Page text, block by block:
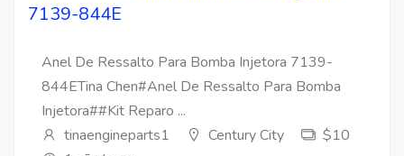
7139-844E
Anel De Ressalto Para Bomba Injetora 7139-
844ETina Chen#Anel De Ressalto Para Bomba
Injetora##Kit Reparo ...
tinaengineparts1
Century City
$10